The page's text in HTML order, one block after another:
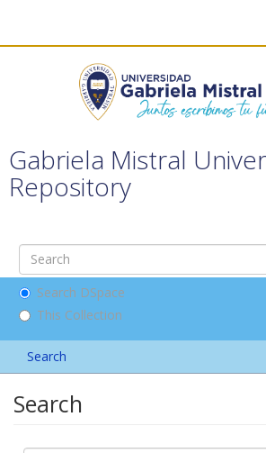
Gabriela Mistral
Repository
Search DSpace
This Collection
Search
Search